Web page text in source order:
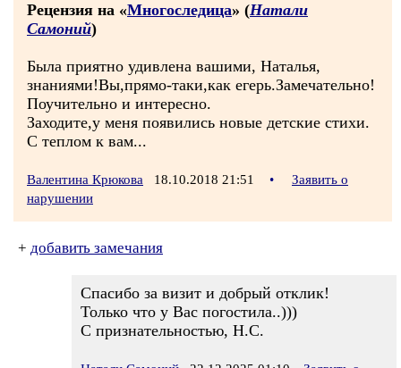
Рецензия на «Многоследица» (Натали
Самоний)
Была приятно удивлена вашими, Наталья,
знаниями!Вы,прямо-таки,как егерь.Замечательно!
Поучительно и интересно.
Заходите,у меня появились новые детские стихи.
С теплом к вам...
Валентина Крюкова 18.10.2018 21:51 •
Заявить о
нарушении
+ добавить замечания
Спасибо за визит и добрый отклик!
Только что у Вас погостила..)))
С признательностью, Н.С.